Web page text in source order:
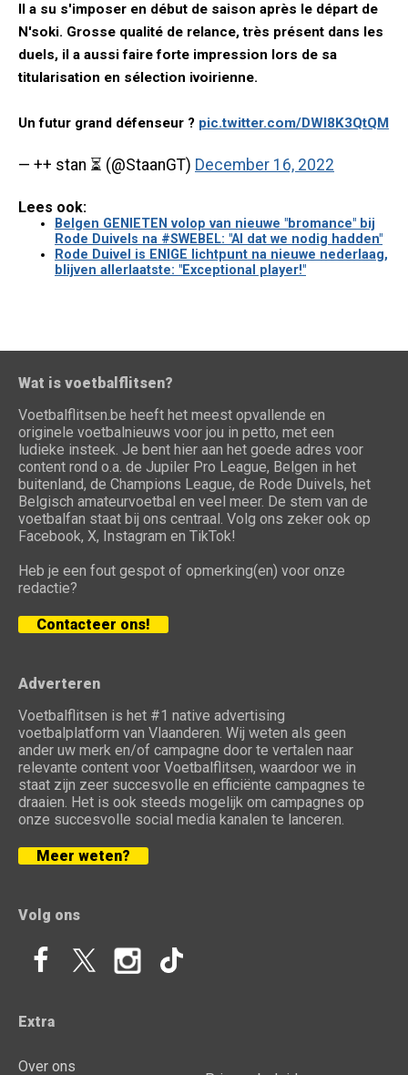
Il a su s'imposer en début de saison après le départ de
N'soki. Grosse qualité de relance, très présent dans les
duels, il a aussi faire forte impression lors de sa
titularisation en sélection ivoirienne.
Un futur grand défenseur ? pic.twitter.com/DWI8K3QtQM
— ++ stan ⏳ (@StaanGT) December 16, 2022
Lees ook:
Belgen GENIETEN volop van nieuwe "bromance" bij
Rode Duivels na #SWEBEL: "Al dat we nodig hadden"
Rode Duivel is ENIGE lichtpunt na nieuwe nederlaag,
blijven allerlaatste: "Exceptional player!"
Wat is voetbalflitsen?
Voetbalflitsen.be heeft het meest opvallende en
originele voetbalnieuws voor jou in petto, met een
ludieke insteek. Je bent hier aan het goede adres voor
content rond o.a. de Jupiler Pro League, Belgen in het
buitenland, de Champions League, de Rode Duivels, het
Belgisch amateurvoetbal en veel meer. De stem van de
voetbalfan staat bij ons centraal. Volg ons zeker ook op
Facebook, X, Instagram en TikTok!
Heb je een fout gespot of opmerking(en) voor onze
redactie?
Contacteer ons!
Adverteren
Voetbalflitsen is het #1 native advertising
voetbalplatform van Vlaanderen. Wij weten als geen
ander uw merk en/of campagne door te vertalen naar
relevante content voor Voetbalflitsen, waardoor we in
staat zijn zeer succesvolle en efficiënte campagnes te
draaien. Het is ook steeds mogelijk om campagnes op
onze succesvolle social media kanalen te lanceren.
Meer weten?
Volg ons
Extra
Over ons